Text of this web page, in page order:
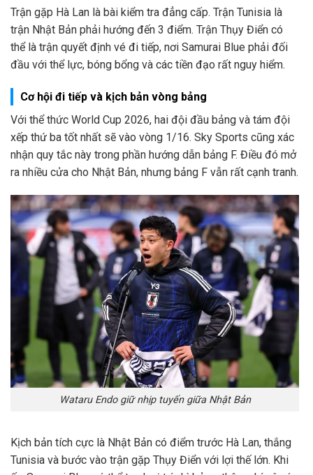
Trận gặp Hà Lan là bài kiểm tra đẳng cấp. Trận Tunisia là
trận Nhật Bản phải hướng đến 3 điểm. Trận Thụy Điển có
thể là trận quyết định vé đi tiếp, nơi Samurai Blue phải đối
đầu với thể lực, bóng bổng và các tiền đạo rất nguy hiểm.
Cơ hội đi tiếp và kịch bản vòng bảng
Với thể thức World Cup 2026, hai đội đầu bảng và tám đội
xếp thứ ba tốt nhất sẽ vào vòng 1/16. Sky Sports cũng xác
nhận quy tắc này trong phần hướng dẫn bảng F. Điều đó mở
ra nhiều cửa cho Nhật Bản, nhưng bảng F vẫn rất cạnh tranh.
Wataru Endo giữ nhịp tuyến giữa Nhật Bản
Kịch bản tích cực là Nhật Bản có điểm trước Hà Lan, thắng
Tunisia và bước vào trận gặp Thụy Điển với lợi thế lớn. Khi